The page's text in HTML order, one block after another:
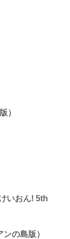
）
いおん! 5th
の島版）